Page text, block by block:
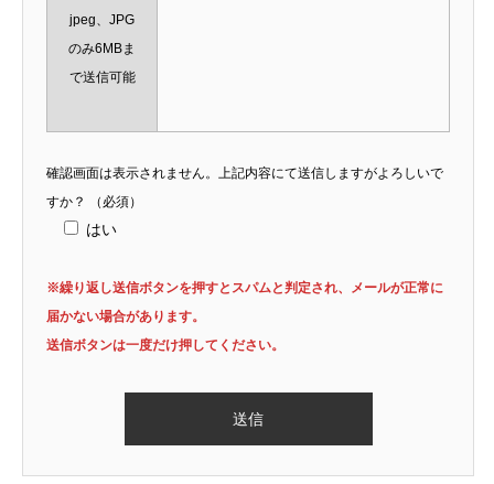
jpeg、JPG
のみ6MBま
で送信可能
確認画面は表示されません。上記内容にて送信しますがよろしいで
すか？
（必須）
はい
※繰り返し送信ボタンを押すとスパムと判定され、メールが正常に
届かない場合があります。
送信ボタンは一度だけ押してください。